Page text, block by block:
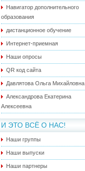
Навигатор дополнительного
образования
дистанционное обучение
Интернет-приемная
Наши опросы
QR код сайта
Давлятова Ольга Михайловна
Александрова Екатерина
Алексеевна
И ЭТО ВСЁ О НАС!
Наши группы
Наши выпуски
Наши партнеры